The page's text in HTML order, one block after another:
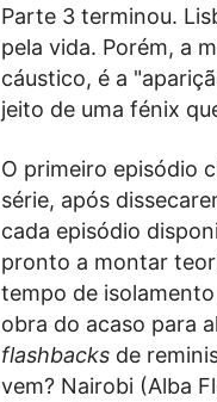
Parte 3 terminou.
pela vida. Porém, a
cáustico, é a
jeito de uma fénix
O primeiro episódio
série, após
cada episódio
pronto a montar
tempo de
obra do acaso para
flashbacks de
vem? Nairobi (Alba